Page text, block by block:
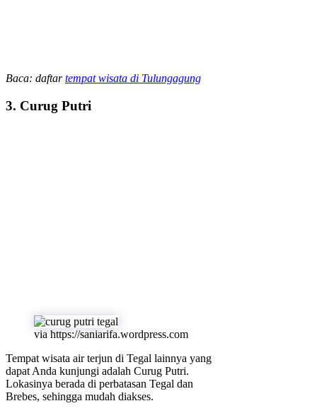
Baca: daftartempat wisata di Tulungagung
3. Curug Putri
via https://saniarifa.wordpress.com
Tempat wisata air terjun di Tegal lainnya yang
dapat Anda kunjungi adalah Curug Putri.
Lokasinya berada di perbatasan Tegal dan
Brebes, sehingga mudah diakses.